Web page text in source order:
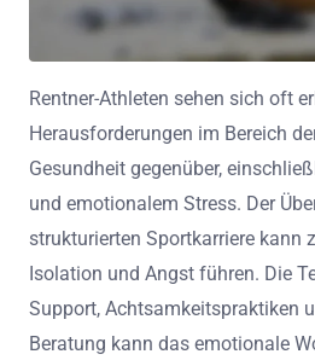
Rentner-Athleten sehen sich oft
Herausforderungen im Bereich
Gesundheit gegenüber,
und emotionalem Stress. Der
strukturierten Sportkarriere kann
Isolation und Angst führen. Die
Support, Achtsamkeitspraktiken
Beratung kann das emotionale